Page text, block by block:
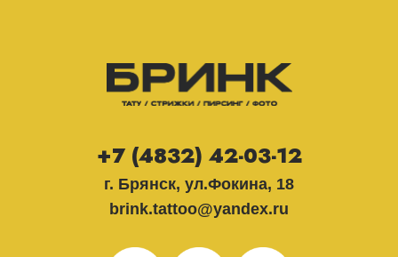
г. Брянск, ул.Фокина, 18
brink.tattoo@yandex.ru
+7 (4832) 42-03-12